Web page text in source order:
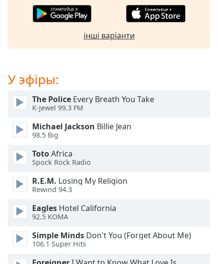
and
close
window.
Background
Color
Opacity
інші варіанти
У эфіры:
The Police Every Breath You Take
K-Jewel 99.3 FM
Michael Jackson Billie Jean
98.5 Big
TotoAfrica
Spock Rock Radio
R.E.M. Losing My Religion
Rewind 94.3
Eagles Hotel California
92.5 KOMA
Simple Minds Don't You (Forget About Me)
106.1 Super Hits